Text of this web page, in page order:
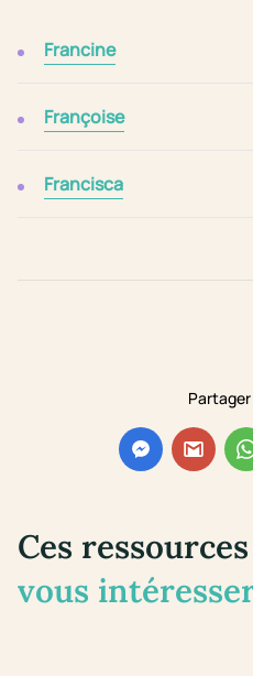
Francine
Françoise
Francisca
Ces
vous